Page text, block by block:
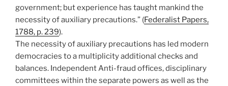
government; but experience has taught mankind the
necessity of auxiliary precautions.” (Federalist Papers,
1788, p. 239).
The necessity of auxiliary precautions has led modern
democracies to a multiplicity additional checks and
balances. Independent Anti-fraud offices, disciplinary
committees within the separate powers as well as the